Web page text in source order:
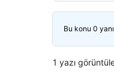
Bu konu 0
1 yazı